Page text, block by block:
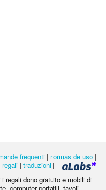
frequenti | normas de uso |
regali | traduzioni |
regali dono gratuito e mobili di
computer portatili, tavoli,